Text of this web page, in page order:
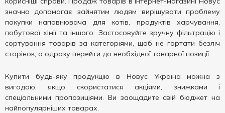
значно допомагає зайнятим людям вирішувати проблему
покупки наповнювача для котів, продуктів харчування,
побутової хімії та іншого. Застосовуйте зручну фільтрацію і
сортування товарів за категоріями, щоб не гортати безліч
сторінок, а одразу перейти до необхідної товарної позиції.
Купити будь-яку продукцію в Новус Україна можна з
вигодою, якщо скористатися акціями, знижками і
спеціальними пропозиціями. Ви заощадите свій бюджет на
найпопулярніших товарах.